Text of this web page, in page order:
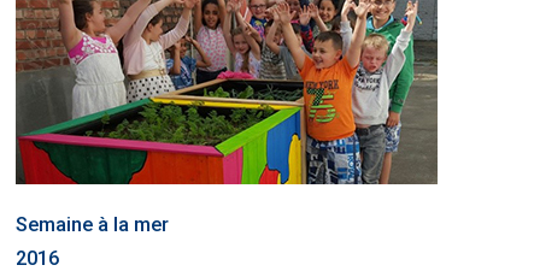
Semaine à la mer
2016